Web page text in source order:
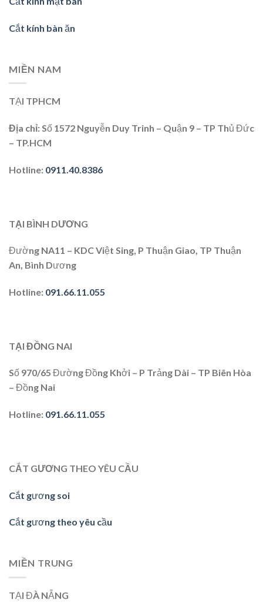
Cắt kính bàn ăn
MIỀN NAM
TẠI TPHCM
Địa chỉ:Số 1572 Nguyễn Duy Trinh – Quận 9 – TP Thủ Đức
– TP.HCM
Hotline: 0911.40.8386
TẠI BÌNH DƯƠNG
Đường NA11 – KDC Việt Sing, P Thuận Giao, TP Thuận
An, Bình Dương
Hotline: 091.66.11.055
TẠI ĐỒNG NAI
Số 970/65 Đường Đồng Khởi – P Trảng Dài – TP Biên Hòa
– Đồng Nai
Hotline: 091.66.11.055
CẮT GƯƠNG THEO YÊU CẦU
Cắt gương soi
Cắt gương theo yêu cầu
MIỀN TRUNG
TẠI ĐÀ NẴNG